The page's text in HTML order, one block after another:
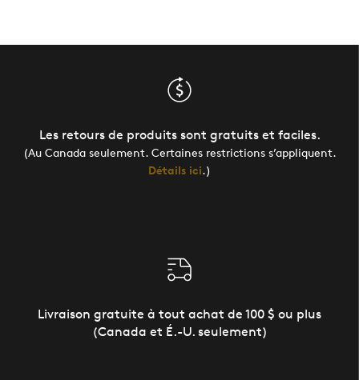
Les retours de produits sont gratuits et faciles.
(Au Canada seulement. Certaines restrictions s’appliquent.
Détails ici.)
Livraison gratuite à tout achat de 100 $ ou plus
(Canada et É.-U. seulement)